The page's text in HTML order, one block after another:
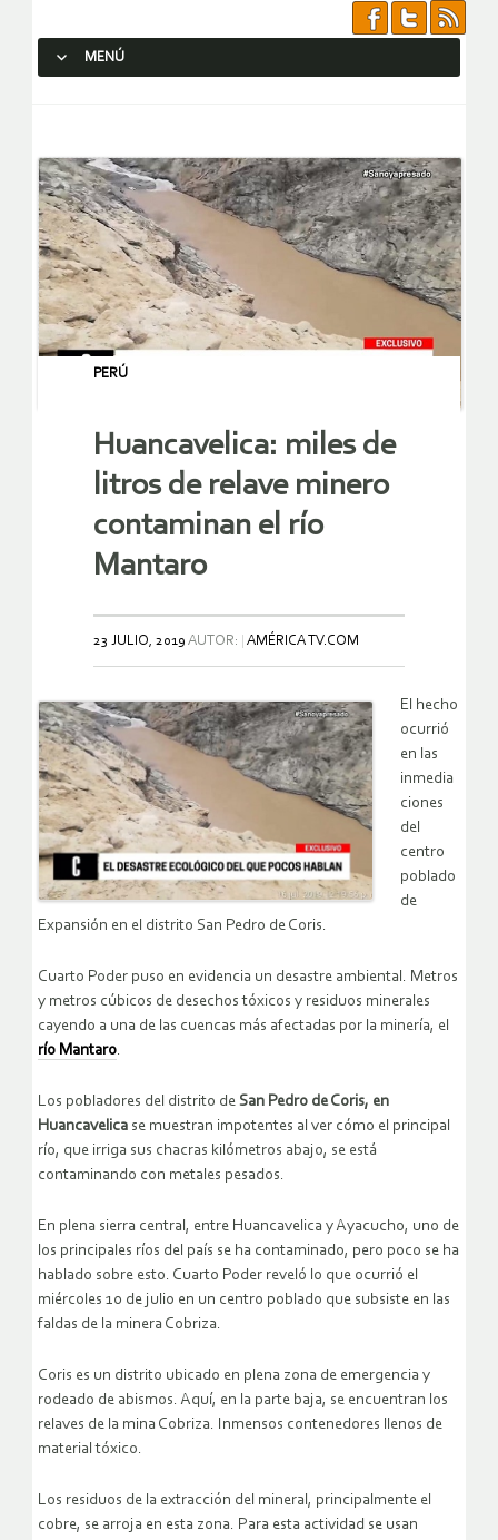
MENÚ
PERÚ
Huancavelica: miles de
litros de relave minero
contaminan el río
Mantaro
23 JULIO, 2019 AUTOR: AMÉRICA TV.COM
El hecho
ocurrió
en las
inmedia
ciones
del
centro
poblado
de
Expansión en el distrito San Pedro de Coris.
Cuarto Poder puso en evidencia un desastre ambiental. Metros
y metros cúbicos de desechos tóxicos y residuos minerales
cayendo a una de las cuencas más afectadas por la minería, el
río Mantaro.
Los pobladores del distrito de San Pedro de Coris, en
Huancavelica se muestran impotentes al ver cómo el principal
río, que irriga sus chacras kilómetros abajo, se está
contaminando con metales pesados.
En plena sierra central, entre Huancavelica y Ayacucho, uno de
los principales ríos del país se ha contaminado, pero poco se ha
hablado sobre esto. Cuarto Poder reveló lo que ocurrió el
miércoles 10 de julio en un centro poblado que subsiste en las
faldas de la minera Cobriza.
Coris es un distrito ubicado en plena zona de emergencia y
rodeado de abismos. Aquí, en la parte baja, se encuentran los
relaves de la mina Cobriza. Inmensos contenedores llenos de
material tóxico.
Los residuos de la extracción del mineral, principalmente el
cobre, se arroja en esta zona. Para esta actividad se usan